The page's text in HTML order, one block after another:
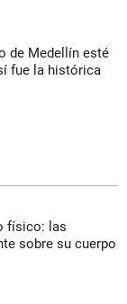
de Medellín esté
fue la histórica
físico: las
sobre su cuerpo